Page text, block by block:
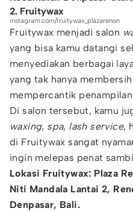
2. Fruitywax
instagram.com/fruitywax_plazarenon
Fruitywax menjadi salon
yang bisa kamu datangi
menyediakan berbagai
yang tak hanya
mempercantik
Di salon tersebut, kamu
waxing, spa, lash service,
di Fruitywax sangat
ingin melepas penat
Lokasi Fruitywax: Plaza
Niti Mandala Lantai 2,
Denpasar, Bali.